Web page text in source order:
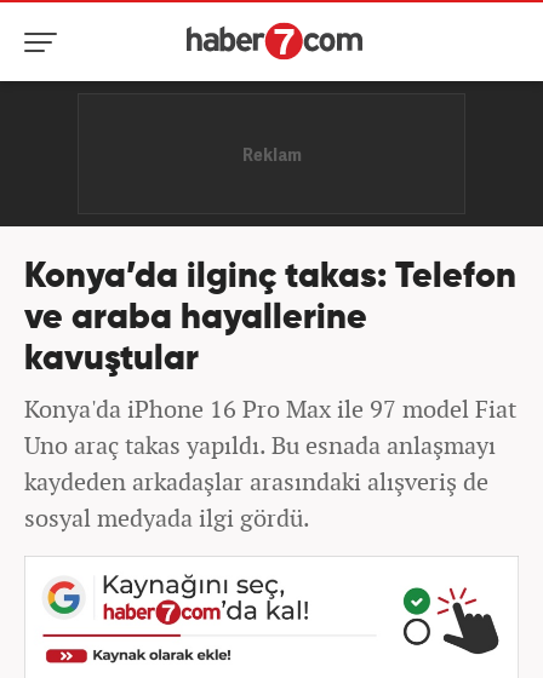
Konya’da ilginç takas: Telefon
ve araba hayallerine
kavuştular
Konya'da iPhone 16 Pro Max ile 97 model Fiat
Uno araç takas yapıldı. Bu esnada anlaşmayı
kaydeden arkadaşlar arasındaki alışveriş de
sosyal medyada ilgi gördü.